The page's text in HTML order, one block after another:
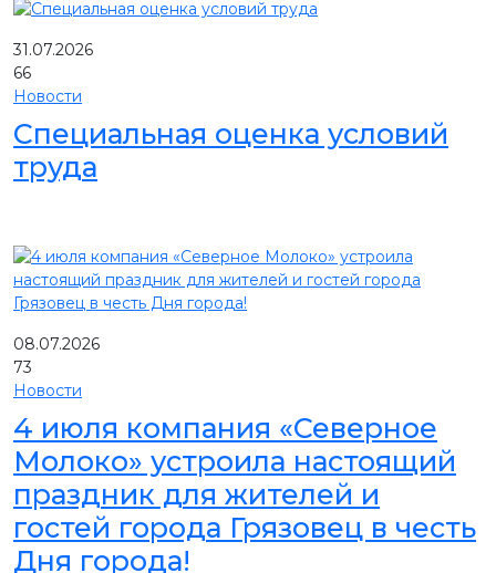
31.07.2026
66
Новости
Специальная оценка условий
труда
08.07.2026
73
Новости
4 июля компания «Северное
Молоко» устроила настоящий
праздник для жителей и
гостей города Грязовец в честь
Дня города!